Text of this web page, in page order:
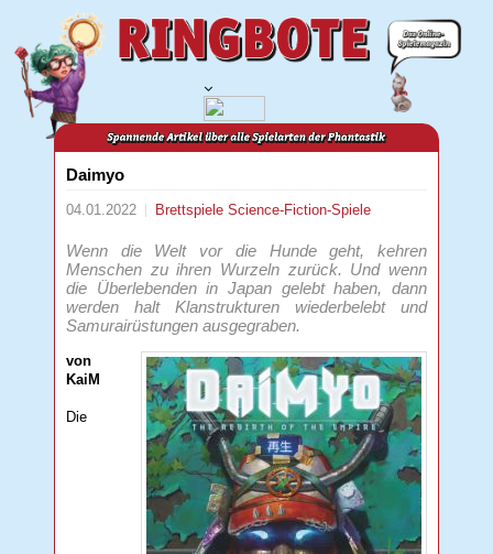
Daimyo
04.01.2022 BrettspieleScience-Fiction-Spiele
Wenn die Welt vor die Hunde geht, kehren
Menschen zu ihren Wurzeln zurück. Und wenn
die Überlebenden in Japan gelebt haben, dann
werden halt Klanstrukturen wiederbelebt und
Samurairüstungen ausgegraben.
von
KaiM
Die